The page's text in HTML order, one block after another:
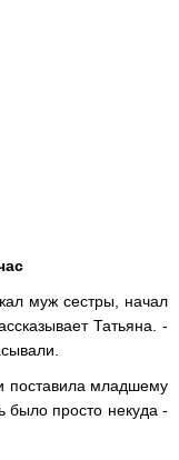
муж сестры, начал
Татьяна. -
поставила младшему
было просто некуда -